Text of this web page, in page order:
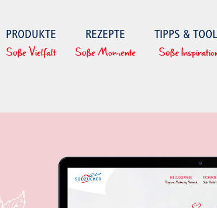
PRODUKTE
Süße Vielfalt
REZEPTE
Süße Momente
TIPPS &
Süße